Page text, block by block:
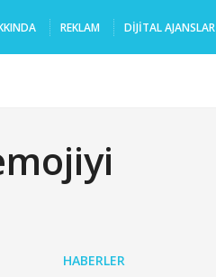
REKLAM DIJITAL AJANSLAR
HABERLER